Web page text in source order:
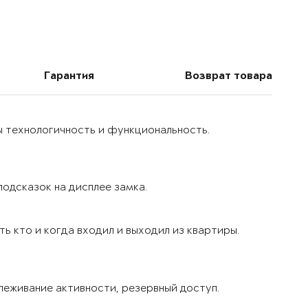
Гарантия Возврат товара
и функциональность.
на дисплее замка.
кто и когда входил и выходил из квартиры.
активности, резервный доступ.